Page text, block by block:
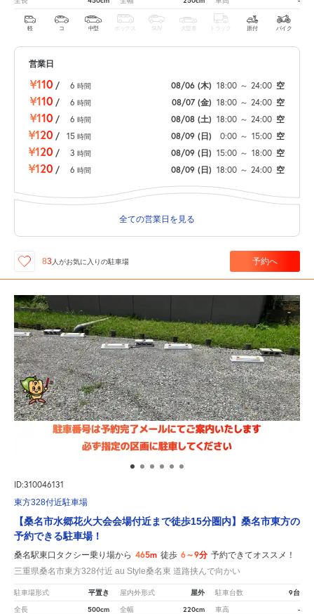
軽 コ 中型 ボックス SUV 大型車 トラック 原付 バイク
営業日
¥110 / 6 時間 08/06 (木) 18:00 ～ 24:00 空
¥110 / 6 時間 08/07 (金) 18:00 ～ 24:00 空
¥110 / 6 時間 08/08 (土) 18:00 ～ 24:00 空
¥120 / 15 時間 08/09 (日) 0:00 ～ 15:00 空
¥120 / 3 時間 08/09 (日) 15:00 ～ 18:00 空
¥120 / 6 時間 08/09 (日) 18:00 ～ 24:00 空
全ての営業日を見る
83 人がお気に入りの駐車場 予約へ
ID:310046131
東方328付近駐車場
【桑名市水郷花火大会会場付近まで徒歩15分圏内】桑名市東方の
予約できる駐車場！
桑名駅東口タクシー乗り場から 465m 徒歩 6～9分 予約できてオススメ！
三重県桑名市東方328付近 au Style桑名東 道路挟んで向かい
駐車場形式 平置き 屋内外形式 屋外 駐車台数 9台
全長 500cm 全幅 220cm 車高 -